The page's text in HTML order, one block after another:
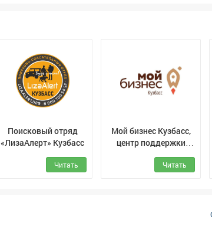
Поисковый отряд
«ЛизаАлерт» Кузбасс
Читать
Мой бизнес Кузбасс,
центр поддержки
Читать